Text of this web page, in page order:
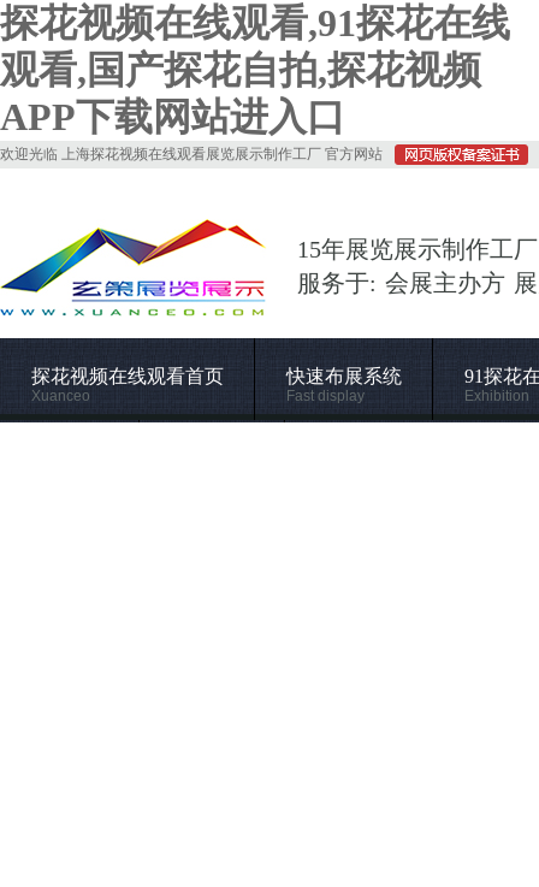
探花视频在线观看,91探花在线
观看,国产探花自拍,探花视频
APP下载网站进入口
欢迎光临 上海探花视频在线观看展览展示制作工厂 官方网站
15年展览展示制作工厂
服务于: 会展主办方
探花视频在线观看首页
Xuanceo
快速布展系统
Fast display
91探花
Exhibition